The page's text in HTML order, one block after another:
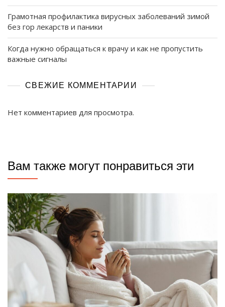
Грамотная профилактика вирусных заболеваний зимой
без гор лекарств и паники
Когда нужно обращаться к врачу и как не пропустить
важные сигналы
СВЕЖИЕ КОММЕНТАРИИ
Нет комментариев для просмотра.
Вам также могут понравиться эти